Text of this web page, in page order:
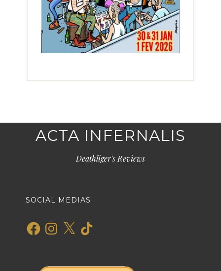
ACTA INFERNALIS
Deathliger's Reviews
SOCIAL MEDIAS
FacebookInstagram
X TikTok